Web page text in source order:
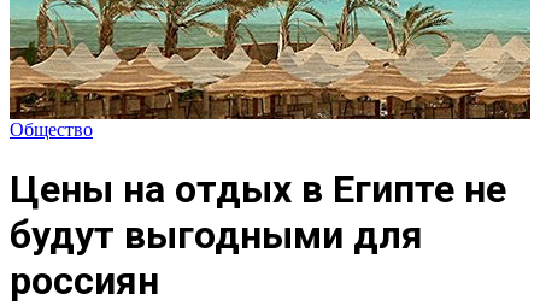
Общество
Цены на отдых в Египте не
будут выгодными для
россиян